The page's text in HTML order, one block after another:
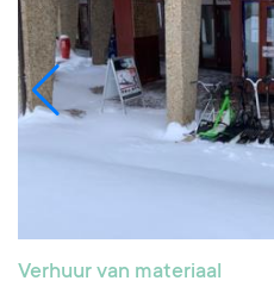
Verhuur van materiaal